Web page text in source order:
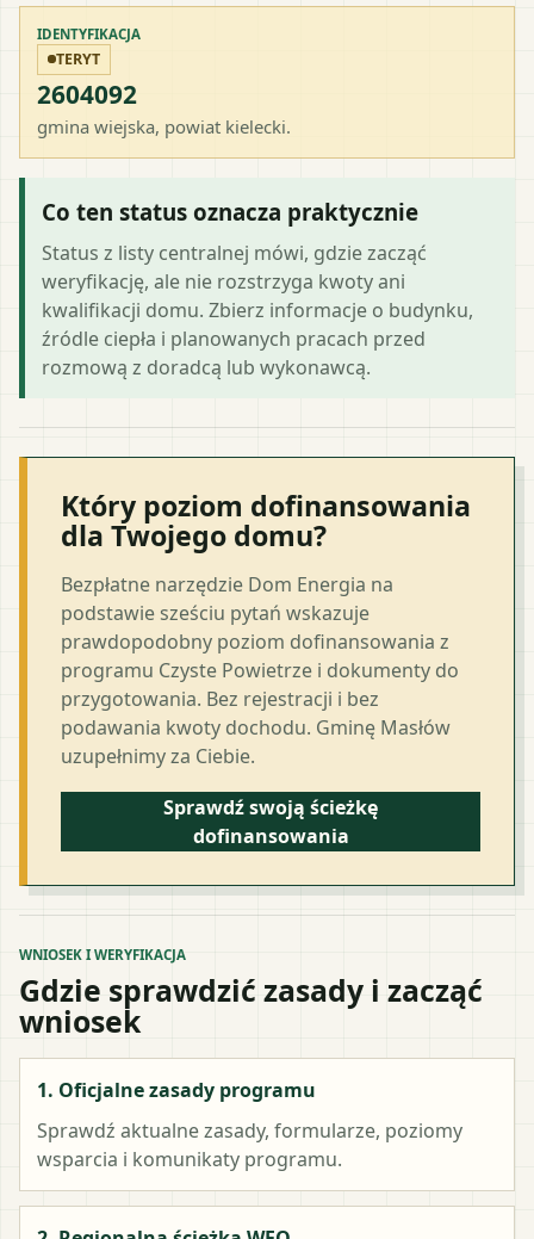
IDENTYFIKACJA
TERYT
2604092
gmina wiejska, powiat kielecki.
Co ten status oznacza praktycznie
Status z listy centralnej mówi, gdzie zacząć
weryfikację, ale nie rozstrzyga kwoty ani
kwalifikacji domu. Zbierz informacje o budynku,
źródle ciepła i planowanych pracach przed
rozmową z doradcą lub wykonawcą.
Który poziom dofinansowania
dla Twojego domu?
Bezpłatne narzędzie Dom Energia na
podstawie sześciu pytań wskazuje
prawdopodobny poziom dofinansowania z
programu Czyste Powietrze i dokumenty do
przygotowania. Bez rejestracji i bez
podawania kwoty dochodu. Gminę Masłów
uzupełnimy za Ciebie.
Sprawdź swoją ścieżkę
dofinansowania
WNIOSEK I WERYFIKACJA
Gdzie sprawdzić zasady i zacząć
wniosek
1. Oficjalne zasady programu
Sprawdź aktualne zasady, formularze, poziomy
wsparcia i komunikaty programu.